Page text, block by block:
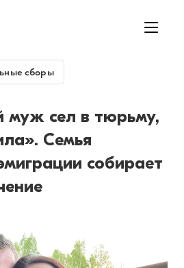
сборы
муж сел в тюрьму,
Семья
собирает